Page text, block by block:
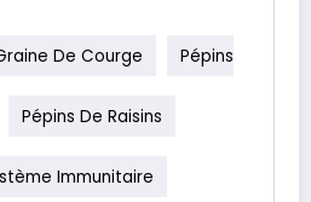
De Courge Pépins
Pépins De Raisins
Immunitaire